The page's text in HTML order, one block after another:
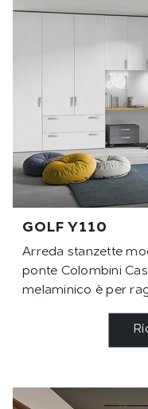
GOLF Y110
Arreda stanzette
ponte Colombini
melaminico è per